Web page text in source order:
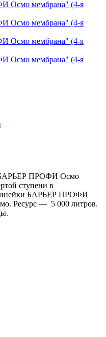
БАРЬЕР ПРОФИ Осмо
ступени в
линейки БАРЬЕР ПРОФИ
Ресурс — 5 000 литров.